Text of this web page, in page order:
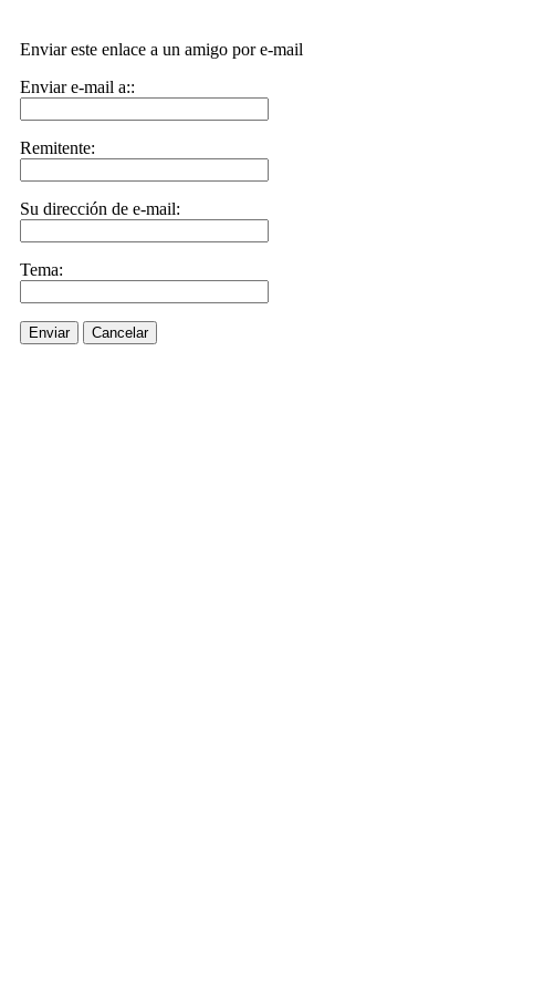
Enviar este enlace a un amigo por e-mail
Enviar e-mail a::
Remitente:
Su dirección de e-mail:
Tema:
Enviar Cancelar